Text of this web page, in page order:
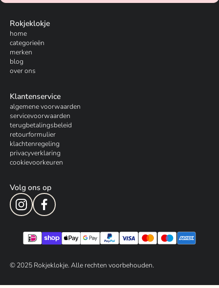
Rokjeklokje
home
categorieën
merken
blog
over ons
Klantenservice
algemene voorwaarden
servicevoorwaarden
terugbetalingsbeleid
retourformulier
klachtenregeling
privacyverklaring
cookievoorkeuren
Volg ons op
© 2025Rokjeklokje. Alle rechten voorbehouden.